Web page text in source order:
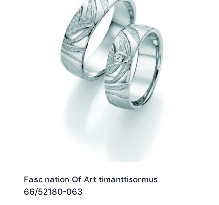
Fascination Of Art timanttisormus
66/52180-063